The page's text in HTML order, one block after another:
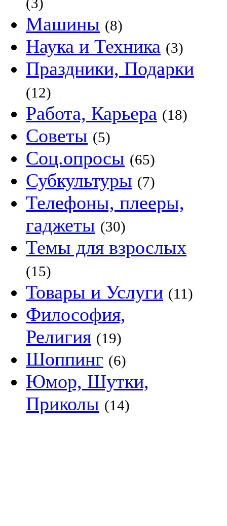
Машины (8)
Наука и Техника (3)
Праздники, Подарки
(12)
Работа, Карьера (18)
Советы (5)
Соц.опросы (65)
Субкультуры (7)
Телефоны, плееры,
гаджеты (30)
Темы для взрослых
(15)
Товары и Услуги (11)
Философия,
Религия (19)
Шоппинг (6)
Юмор, Шутки,
Приколы (14)